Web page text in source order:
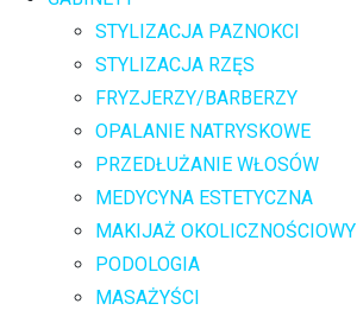
STYLIZACJA PAZNOKCI
STYLIZACJA RZĘS
FRYZJERZY/BARBERZY
OPALANIE NATRYSKOWE
PRZEDŁUŻANIE WŁOSÓW
MEDYCYNA ESTETYCZNA
MAKIJAŻ OKOLICZNOŚCIOWY
PODOLOGIA
MASAŻYŚCI